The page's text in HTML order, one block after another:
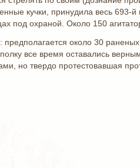
кучки, принудила весь 693-
под охраной. Около 150
около 30
все время оставались
но твердо протестовавшая